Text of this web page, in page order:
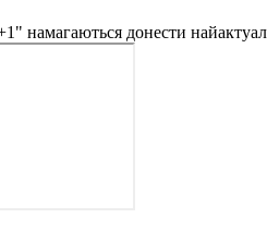
намагаються донести